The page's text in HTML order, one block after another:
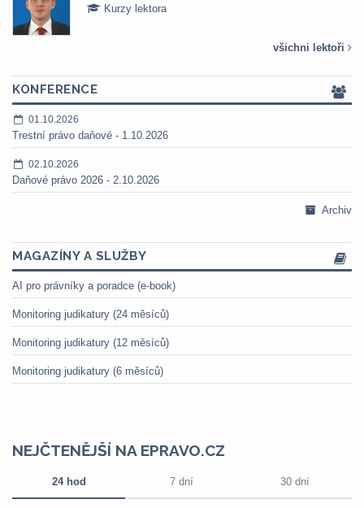
Kurzy lektora
všichni lektoři
KONFERENCE
01.10.2026
Trestní právo daňové - 1.10.2026
02.10.2026
Daňové právo 2026 - 2.10.2026
Archiv
MAGAZÍNY A SLUŽBY
AI pro právníky a poradce (e-book)
Monitoring judikatury (24 měsíců)
Monitoring judikatury (12 měsíců)
Monitoring judikatury (6 měsíců)
NEJČTENĚJŠÍ NA EPRAVO.CZ
24 hod 7 dní 30 dní